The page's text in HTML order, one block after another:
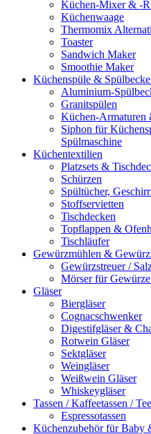
Küchen-Mixer & -
Küchenwaage
Thermomix
Toaster
Sandwich Maker
Smoothie Maker
Küchenspüle &
Aluminium-
Granitspülen
Küchen-Armaturen
Siphon für
Spülmaschine
Küchentextilien
Platzsets &
Schürzen
Spültücher,
Stoffservietten
Tischdecken
Topflappen &
Tischläufer
Gewürzmühlen &
Gewürzstreuer /
Mörser für
Gläser
Biergläser
Cognacschwenker
Digestifgläser &
Rotwein Gläser
Sektgläser
Weingläser
Weißwein Gläser
Whiskeygläser
Tassen / Kaffeetassen /
Espressotassen
Küchenzubehör für Baby